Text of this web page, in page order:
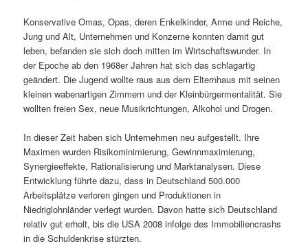
Konservative Omas, Opas, deren Enkelkinder, Arme und Reiche,
Jung und Alt, Unternehmen und Konzerne konnten damit gut
leben, befanden sie sich doch mitten im Wirtschaftswunder. In
der Epoche ab den 1968er Jahren hat sich das schlagartig
geändert. Die Jugend wollte raus aus dem Elternhaus mit seinen
kleinen wabenartigen Zimmern und der Kleinbürgermentalität. Sie
wollten freien Sex, neue Musikrichtungen, Alkohol und Drogen.
In dieser Zeit haben sich Unternehmen neu aufgestellt. Ihre
Maximen wurden Risikominimierung, Gewinnmaximierung,
Synergieeffekte, Rationalisierung und Marktanalysen. Diese
Entwicklung führte dazu, dass in Deutschland 500.000
Arbeitsplätze verloren gingen und Produktionen in
Niedriglohnländer verlegt wurden. Davon hatte sich Deutschland
relativ gut erholt, bis die USA 2008 infolge des Immobiliencrashs
in die Schuldenkrise stürzten.